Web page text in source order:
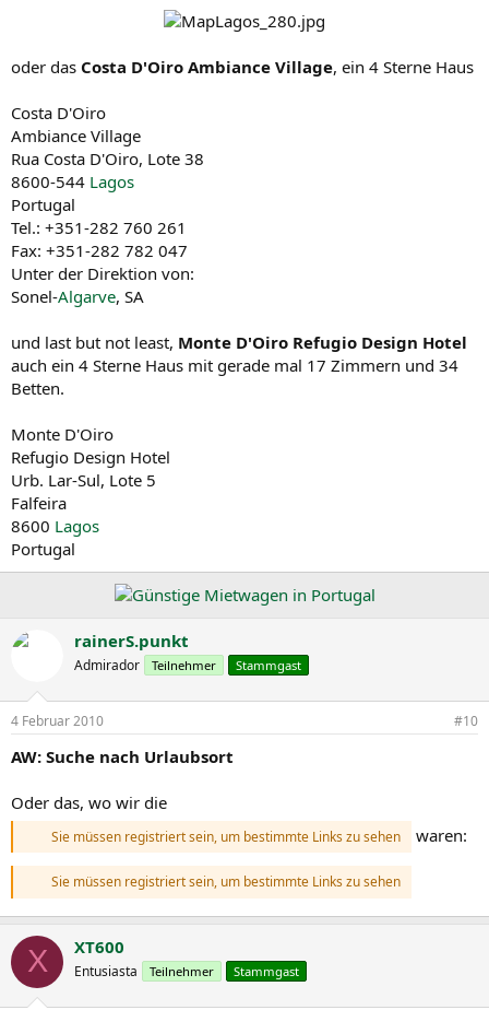
oder das Costa D'Oiro Ambiance Village, ein 4 Sterne Haus
Costa D'Oiro
Ambiance Village
Rua Costa D'Oiro, Lote 38
8600-544 Lagos
Portugal
Tel.: +351-282 760 261
Fax: +351-282 782 047
Unter der Direktion von:
Sonel-Algarve, SA
und last but not least, Monte D'Oiro Refugio Design Hotel
auch ein 4 Sterne Haus mit gerade mal 17 Zimmern und 34
Betten.
Monte D'Oiro
Refugio Design Hotel
Urb. Lar-Sul, Lote 5
Falfeira
8600 Lagos
Portugal
rainerS.punkt
Admirador Teilnehmer Stammgast
4 Februar 2010 #10
AW: Suche nach Urlaubsort
Oder das, wo wir die
Sie müssen registriert sein, um bestimmte Links zu sehen waren:
Sie müssen registriert sein, um bestimmte Links zu sehen
X XT600
Entusiasta Teilnehmer Stammgast